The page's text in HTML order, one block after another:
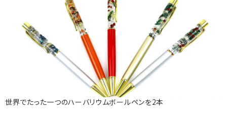
世界でたった一つのハーバリウムボールペンを2本